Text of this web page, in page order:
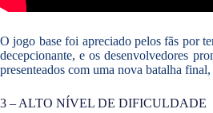
O jogo base foi apreciado pelos fãs por
decepcionante, e os desenvolvedores
presenteados com uma nova batalha
3 – ALTO NÍVEL DE DIFICULDADE